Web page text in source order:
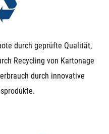
durch geprüfte Qualität,
Recycling von Kartonage
durch innovative